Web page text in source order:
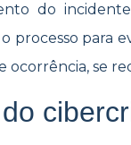
do
processo para
ocorrência, se